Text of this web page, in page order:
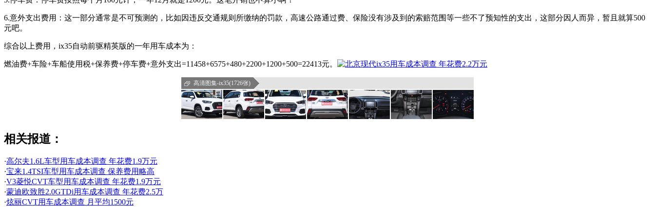
6.意外支出费用：这一部分通常是不可预测的，比如因违反交通规则所缴纳的罚款，高速公路通过费、保险没有涉及到的索赔范围等一些不了预知性的支出，这部分因人而异，暂且就算500
元吧。
综合以上费用，ix35自动前驱精英版的一年用车成本为：
燃油费+车险+车船使用税+保养费+停车费+意外支出=11458+6575+480+2200+1200+500=22413元。
高清图集-ix35(1726张)
相关报道：
·高尔夫1.6L车型用车成本调查 年花费1.9万元
·宝来1.4TSI车型用车成本调查 保养费用略高
·V3菱悦CVT车型用车成本调查 年花费1.9万元
·蒙迪欧致胜2.0GTDi用车成本调查 年花费2.5万
·炫丽CVT用车成本调查 月平均1500元